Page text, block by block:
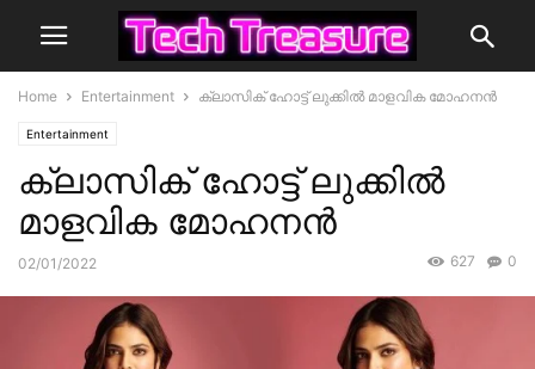
Home Entertainment ക്ലാസിക് ഹോട്ട് ലുക്കിൽ മാളവിക മോഹനൻ‌
Entertainment
ക്ലാസിക് ഹോട്ട് ലുക്കിൽ
മാളവിക മോഹനൻ‌
02/01/2022 0
627